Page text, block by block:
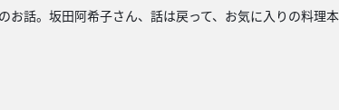
話。坂田阿希子さん、話は戻って、お気に入りの料理